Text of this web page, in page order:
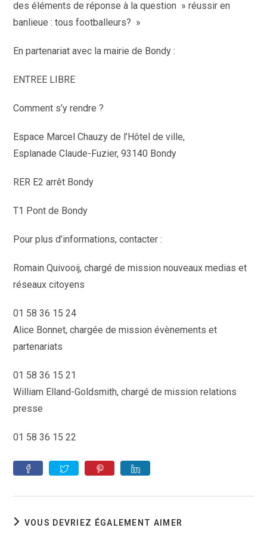
des éléments de réponse à la question » réussir en
banlieue : tous footballeurs? »
En partenariat avec la mairie de Bondy :
ENTREE LIBRE
Comment s’y rendre ?
Espace Marcel Chauzy de l’Hôtel de ville,
Esplanade Claude-Fuzier, 93140 Bondy
RER E2 arrêt Bondy
T1 Pont de Bondy
Pour plus d’informations, contacter :
Romain Quivooij, chargé de mission nouveaux medias et
réseaux citoyens
01 58 36 15 24
Alice Bonnet, chargée de mission évènements et
partenariats
01 58 36 15 21
William Elland-Goldsmith, chargé de mission relations
presse
01 58 36 15 22
VOUS DEVRIEZ ÉGALEMENT AIMER